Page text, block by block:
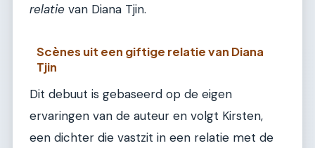
relatie van Diana Tjin.
Scènes uit een giftige relatie van Diana
Tjin
Dit debuut is gebaseerd op de eigen
ervaringen van de auteur en volgt Kirsten,
een dichter die vastzit in een relatie met de